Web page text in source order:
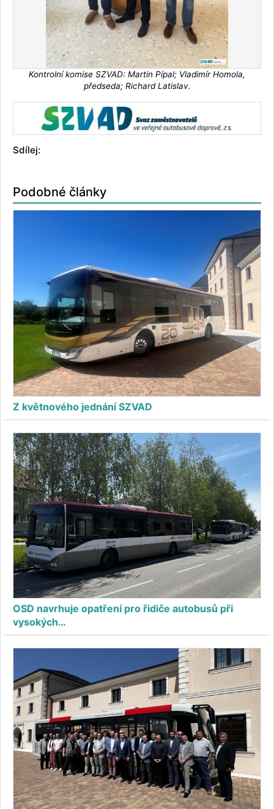
Kontrolní komise SZVAD: Martin Pípal; Vladimír Homola,
předseda; Richard Latislav.
Sdílej:
Podobné články
Z květnového jednání SZVAD
OSD navrhuje opatření pro řidiče autobusů při
vysokých…